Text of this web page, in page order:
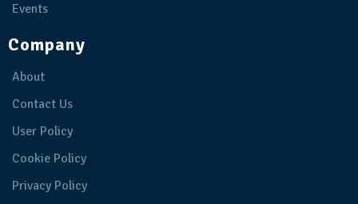
Events
Company
About
Contact Us
User Policy
Cookie Policy
Privacy Policy